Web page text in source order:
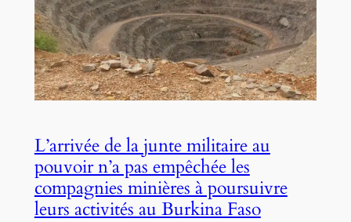
L’arrivée de la junte militaire au
pouvoir n’a pas empêchée les
compagnies minières à poursuivre
leurs activités au Burkina Faso